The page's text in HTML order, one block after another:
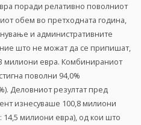
поради релативно поволниот
обем во претходната година,
и административните
што не можат да се припишат,
милиони евра. Комбинираниот
поволни 94,0%
Деловниот резултат пред
изнесуваше 100,8 милиони
14,5 милиони евра), од кои што